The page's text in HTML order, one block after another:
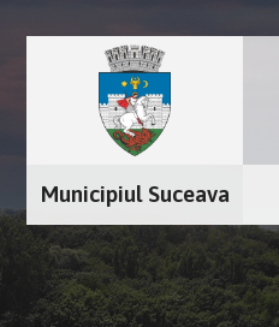
Municipiul Suceava